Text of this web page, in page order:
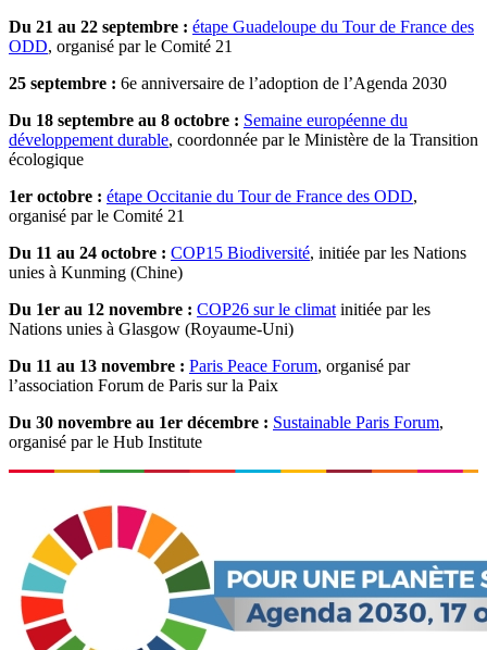
Du 21 au 22 septembre : étape Guadeloupe du Tour de France des
ODD, organisé par le Comité 21
25 septembre : 6e anniversaire de l’adoption de l’Agenda 2030
Du 18 septembre au 8 octobre : Semaine européenne du
développement durable, coordonnée par le Ministère de la Transition
écologique
1er octobre : étape Occitanie du Tour de France des ODD,
organisé par le Comité 21
Du 11 au 24 octobre : COP15 Biodiversité, initiée par les Nations
unies à Kunming (Chine)
Du 1er au 12 novembre : COP26 sur le climat initiée par les
Nations unies à Glasgow (Royaume-Uni)
Du 11 au 13 novembre : Paris Peace Forum, organisé par
l’association Forum de Paris sur la Paix
Du 30 novembre au 1er décembre : Sustainable Paris Forum,
organisé par le Hub Institute